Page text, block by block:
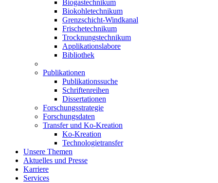
Biogastechnikum
Biokohletechnikum
Grenzschicht-Windkanal
Frischetechnikum
Trocknungstechnikum
Applikationslabore
Bibliothek
Publikationen
Publikationssuche
Schriftenreihen
Dissertationen
Forschungsstrategie
Forschungsdaten
Transfer und Ko-Kreation
Ko-Kreation
Technologietransfer
Unsere Themen
Aktuelles und Presse
Karriere
Services